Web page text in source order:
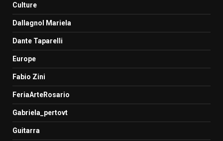
Culture
Dallagnol Mariela
Dante Taparelli
Europe
Fabio Zini
FeriaArteRosario
Gabriela_pertovt
Guitarra